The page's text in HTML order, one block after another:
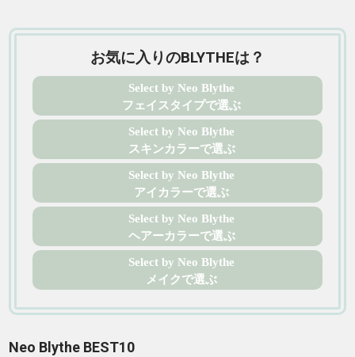
お気に入りのBLYTHEは？
Select by Neo Blythe
フェイスタイプで選ぶ
Select by Neo Blythe
スキンカラーで選ぶ
Select by Neo Blythe
アイカラーで選ぶ
Select by Neo Blythe
ヘアーカラーで選ぶ
Select by Neo Blythe
メイクで選ぶ
Neo Blythe BEST10